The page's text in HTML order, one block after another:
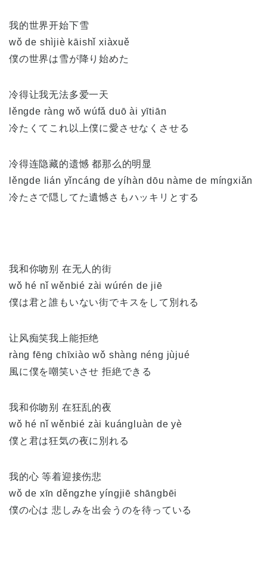
我的世界开始下雪
wǒ de shìjiè kāishǐ xiàxuě
僕の世界は雪が降り始めた
冷得让我无法多爱一天
lěngde ràng wǒ wúfǎ duō ài yītiān
冷たくてこれ以上僕に愛させなくさせる
冷得连隐藏的遗憾 都那么的明显
lěngde lián yǐncáng de yíhàn dōu nàme de míngxiǎn
冷たさで隠してた遺憾さもハッキリとする
我和你吻别 在无人的街
wǒ hé nǐ wěnbié zài wúrén de jiē
僕は君と誰もいない街でキスをして別れる
让风痴笑我上能拒绝
ràng fēng chīxiào wǒ shàng néng jùjué
風に僕を嘲笑いさせ 拒絶できる
我和你吻别 在狂乱的夜
wǒ hé nǐ wěnbié zài kuángluàn de yè
僕と君は狂気の夜に別れる
我的心 等着迎接伤悲
wǒ de xīn děngzhe yíngjiē shāngbēi
僕の心は 悲しみを出会うのを待っている